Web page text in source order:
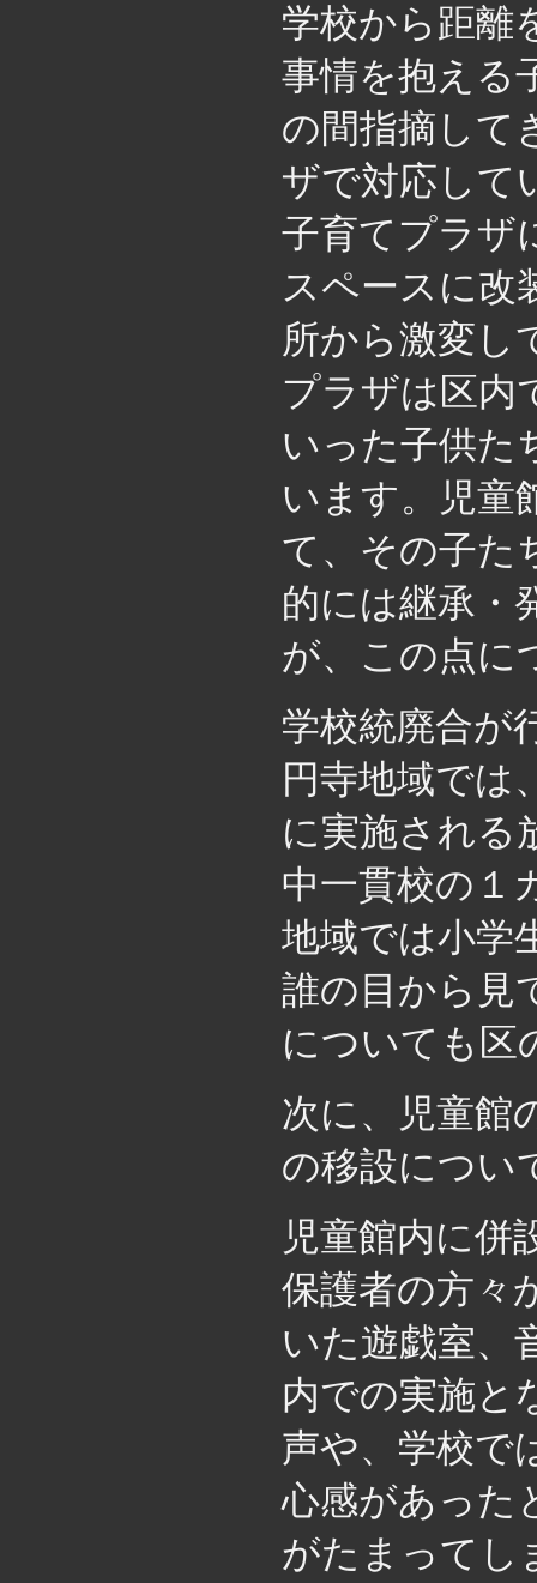
学校から距離
事情を抱える
の間指摘して
ザで対応して
子育てプラザ
スペースに改
所から激変し
プラザは区内
いった子供た
います。児童
て、その子た
的には継承・
が、この点に
学校統廃合が
円寺地域では
に実施される
中一貫校の１
地域では小学
誰の目から見
についても区
次に、児童館
の移設につい
児童館内に併
保護者の方々
いた遊戯室、
内での実施と
声や、学校で
心感があった
がたまってし